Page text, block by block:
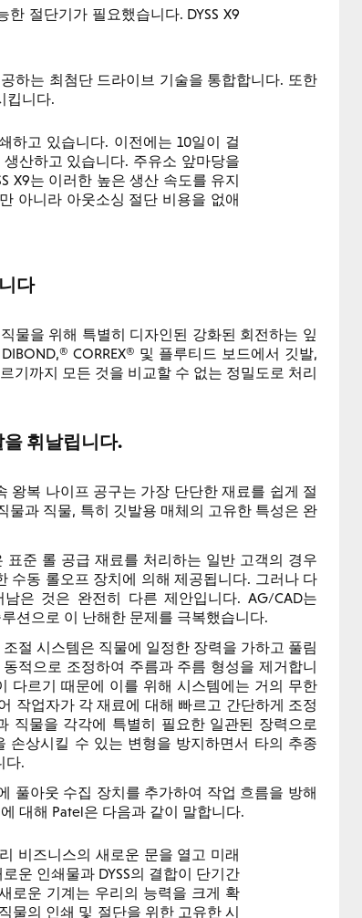
절단기가 필요했습니다. DYSS X9
하는 최첨단 드라이브 기술을 통합합니다. 또한
킵니다.
하고 있습니다. 이전에는 10일이 걸
산하고 있습니다. 주유소 앞마당을
X9는 이러한 높은 생산 속도를 유지
아니라 아웃소싱 절단 비용을 없애
다
물을 위해 특별히 디자인된 강화된 회전하는 잎
CORREX® 및 플루티드 보드에서 깃발,
기까지 모든 것을 비교할 수 없는 정밀도로 처리
휘날립니다.
왕복 나이프 공구는 가장 단단한 재료를 쉽게 절
물과 직물, 특히 깃발용 매체의 고유한 특성은 완
표준 롤 공급 재료를 처리하는 일반 고객의 경우
수동 롤오프 장치에 의해 제공됩니다. 그러나 다
은 것은 완전히 다른 제안입니다. AG/CAD는
션으로 이 난해한 문제를 극복했습니다.
조절 시스템은 직물에 일정한 장력을 가하고 풀림
적으로 조정하여 주름과 주름 형성을 제거합니
다르기 때문에 이를 위해 시스템에는 거의 무한
작업자가 각 재료에 대해 빠르고 간단하게 조정
직물을 각각에 특별히 필요한 일관된 장력으로
손상시킬 수 있는 변형을 방지하면서 타의 추종
다.
풀아웃 수집 장치를 추가하여 작업 흐름을 방해
대해 Patel은 다음과 같이 말합니다.
비즈니스의 새로운 문을 열고 미래
운 인쇄물과 DYSS의 결합이 단기간
로운 기계는 우리의 능력을 크게 확
물의 인쇄 및 절단을 위한 고유한 시